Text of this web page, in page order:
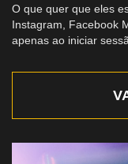
O que quer que eles
Instagram, Facebook
apenas ao iniciar